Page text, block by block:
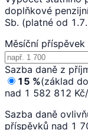
doplňkové
Sb. (platné od
Měsíční příspěvek
Sazba daně z
15 %(základ
nad 1 582 812
Sazba daně
příspěvků nad 1